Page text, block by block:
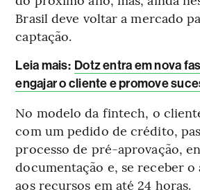
Brasil deve voltar a mercado
captação.
Leia mais: Dotz entra em nova
engajar o cliente e promove
No modelo da fintech, o
com um pedido de crédito,
processo de pré-aprovação,
documentação e, se receber o
aos recursos em até 24 horas.